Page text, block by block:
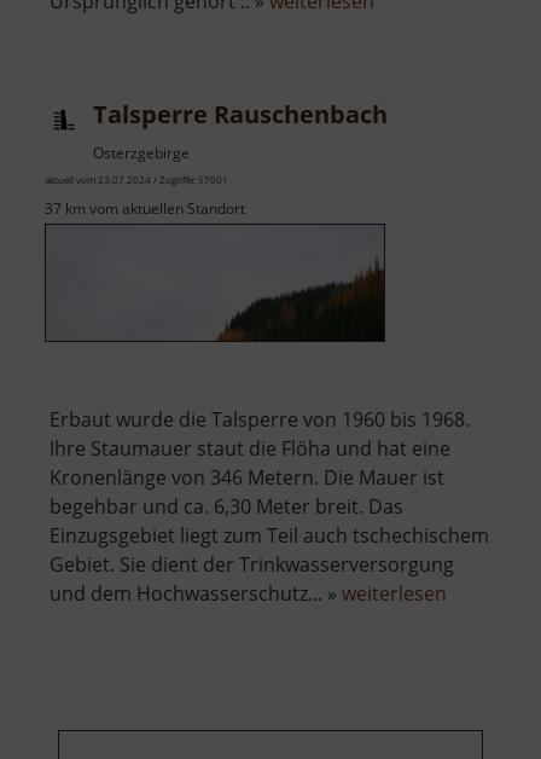
Talsperre Rauschenbach
Osterzgebirge
aktuell vom 23.07.2024 / Zugriffe: 57001
37 km vom aktuellen Standort
Erbaut wurde die Talsperre von 1960 bis 1968.
Ihre Staumauer staut die Flöha und hat eine
Kronenlänge von 346 Metern. Die Mauer ist
begehbar und ca. 6,30 Meter breit. Das
Einzugsgebiet liegt zum Teil auch tschechischem
Gebiet. Sie dient der Trinkwasserversorgung
und dem Hochwasserschutz... » weiterlesen